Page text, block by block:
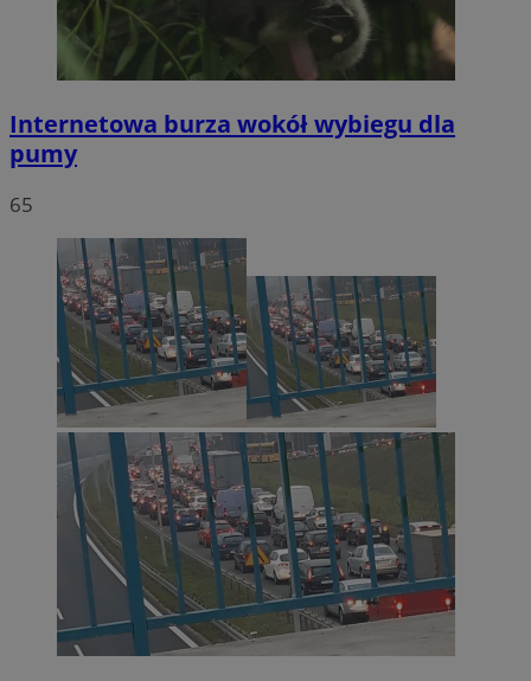
Internetowa burza wokół wybiegu dla
pumy
65